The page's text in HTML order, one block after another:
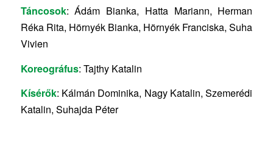
Táncosok: Ádám Bianka, Hatta Mariann, Herman
Réka Rita, Hörnyék Bianka, Hörnyék Franciska, Suha
Vivien
Koreográfus: Tajthy Katalin
Kísérők: Kálmán Dominika, Nagy Katalin, Szemerédi
Katalin, Suhajda Péter